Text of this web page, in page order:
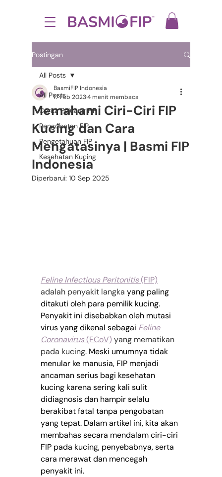
Postingan
All Posts
Cerita Pejuang FIP
Pengobatan FIP
Pengetahuan FIP
Kesehatan Kucing
All Posts
Memahami Ciri-Ciri FIP
Kucing dan Cara
Mengatasinya | Basmi FIP
Indonesia
BasmiFIP Indonesia
17 Feb 20234 menit membaca
Diperbarui: 10 Sep 2025
Feline Infectious Peritonitis (FIP)
adalah penyakit langka yang paling
ditakuti oleh para pemilik kucing.
Penyakit ini disebabkan oleh mutasi
virus yang dikenal sebagai Feline
Coronavirus (FCoV) yang mematikan
pada kucing. Meski umumnya tidak
menular ke manusia, FIP menjadi
ancaman serius bagi kesehatan
kucing karena sering kali sulit
didiagnosis dan hampir selalu
berakibat fatal tanpa pengobatan
yang tepat. Dalam artikel ini, kita akan
membahas secara mendalam ciri-ciri
FIP pada kucing, penyebabnya, serta
cara merawat dan mencegah
penyakit ini.